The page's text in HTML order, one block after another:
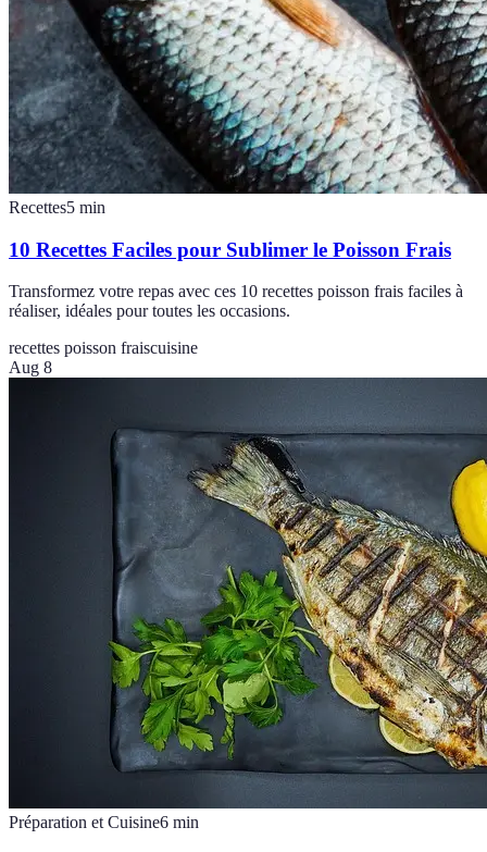
Recettes5 min
10 Recettes Faciles pour Sublimer le Poisson Frais
Transformez votre repas avec ces 10 recettes poisson frais faciles à
réaliser, idéales pour toutes les occasions.
recettes poisson fraiscuisine
Aug 8
Préparation et Cuisine6 min